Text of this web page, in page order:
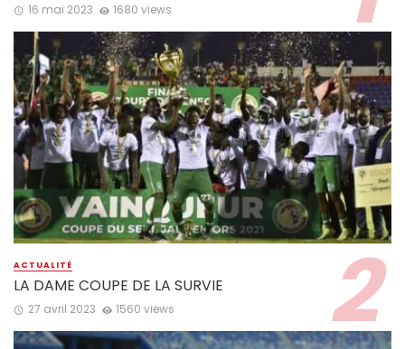
16 mai 2023 1680 views
ACTUALITÉ
LA DAME COUPE DE LA SURVIE
27 avril 2023 1560 views